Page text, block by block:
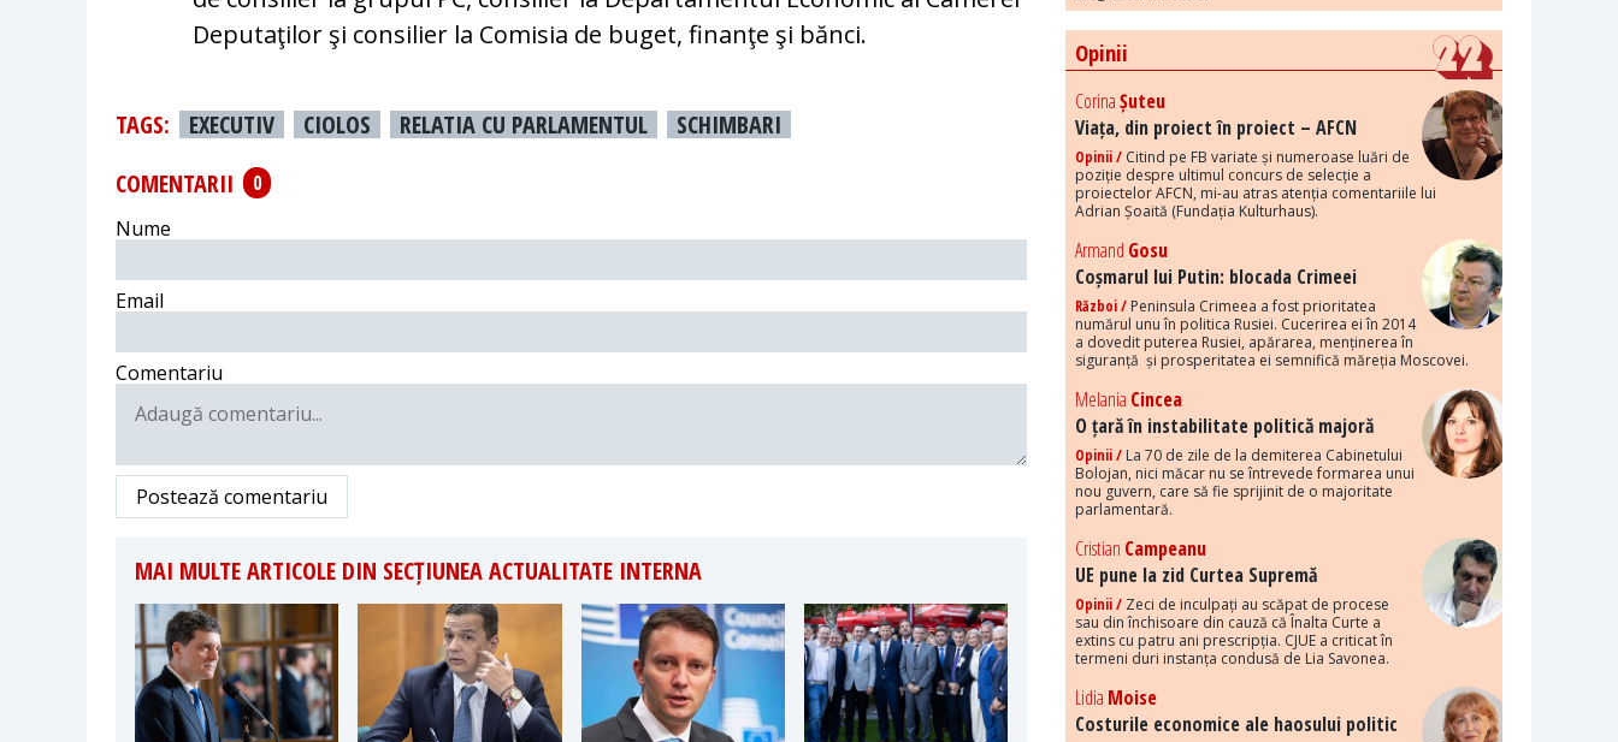
Deputaţilor şi consilier la Comisia de buget, finanţe şi bănci.
TAGS: EXECUTIV CIOLOS RELATIA CU PARLAMENTUL
SCHIMBARI
COMENTARII
0
Nume
Email
Comentariu
Postează comentariu
MAI MULTE ARTICOLE DIN SECȚIUNEA ACTUALITATE INTERNA
Opinii
CorinaȘuteu
Viața, din proiect în proiect – AFCN
Opinii / Citind pe FB variate și numeroase luări de
poziție despre ultimul concurs de selecție a
proiectelor AFCN, mi-au atras atenția comentariile lui
Adrian Șoaită (Fundația Kulturhaus).
Armand Gosu
Coșmarul lui Putin: blocada Crimeei
Război / Peninsula Crimeea a fost prioritatea
numărul unu în politica Rusiei. Cucerirea ei în 2014
a dovedit puterea Rusiei, apărarea, menținerea în
siguranță și prosperitatea ei semnifică măreția Moscovei.
Melania Cincea
O țară în instabilitate politică majoră
Opinii / La 70 de zile de la demiterea Cabinetului
Bolojan, nici măcar nu se întrevede formarea unui
nou guvern, care să fie sprijinit de o majoritate
parlamentară.
Cristian Campeanu
UE pune la zid Curtea Supremă
Opinii / Zeci de inculpați au scăpat de procese
sau din închisoare din cauză că Înalta Curte a
extins cu patru ani prescripția. CJUE a criticat în
termeni duri instanța condusă de Lia Savonea.
Lidia Moise
Costurile economice ale haosului politic